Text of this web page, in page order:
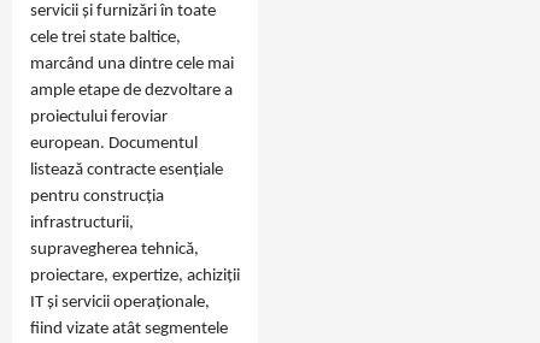
servicii și furnizări în toate
cele trei state baltice,
marcând una dintre cele mai
ample etape de dezvoltare a
proiectului feroviar
european. Documentul
listează contracte esențiale
pentru construcția
infrastructurii,
supravegherea tehnică,
proiectare, expertize, achiziții
IT și servicii operaționale,
fiind vizate atât segmentele